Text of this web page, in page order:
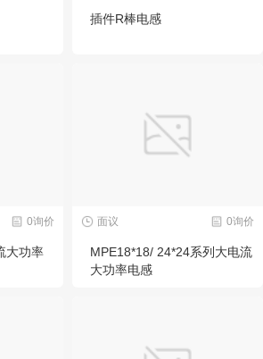
插件R棒电感
0询价
大功率
0询价
面议
MPE18*18/ 24*24系列大电流
大功率电感